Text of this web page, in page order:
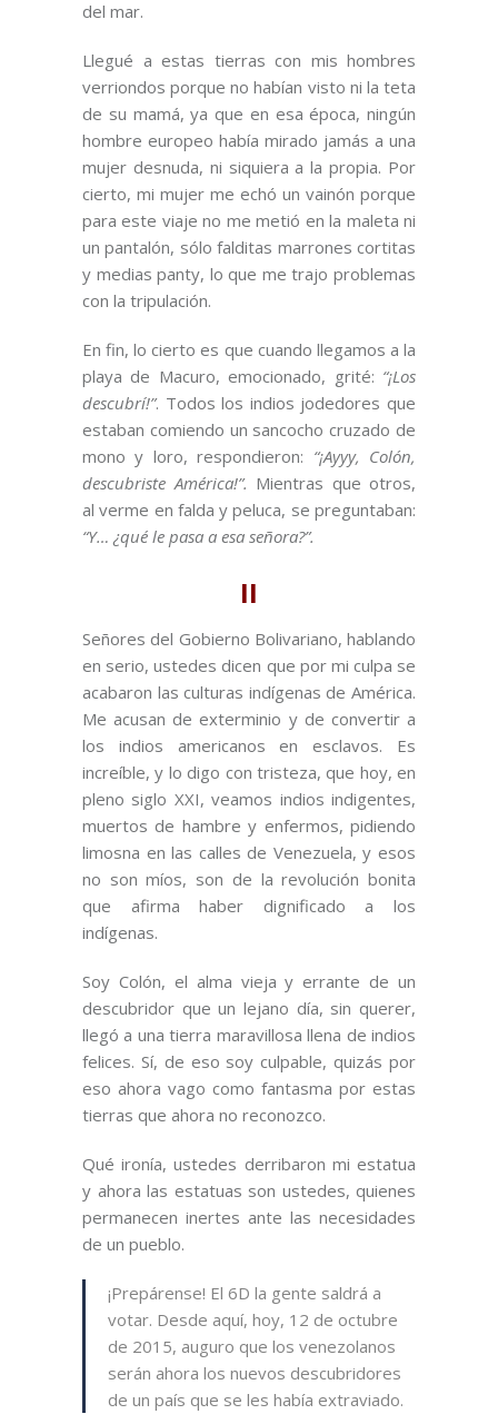
del mar.
Llegué a estas tierras con mis hombres
verriondos porque no habían visto ni la teta
de su mamá, ya que en esa época, ningún
hombre europeo había mirado jamás a una
mujer desnuda, ni siquiera a la propia. Por
cierto, mi mujer me echó un vainón porque
para este viaje no me metió en la maleta ni
un pantalón, sólo falditas marrones cortitas
y medias panty, lo que me trajo problemas
con la tripulación.
En fin, lo cierto es que cuando llegamos a la
playa de Macuro, emocionado, grité: “¡Los
descubrí!”. Todos los indios jodedores que
estaban comiendo un sancocho cruzado de
mono y loro, respondieron: “¡Ayyy, Colón,
descubriste América!”. Mientras que otros,
al verme en falda y peluca, se preguntaban:
“Y… ¿qué le pasa a esa señora?”.
II
Señores del Gobierno Bolivariano, hablando
en serio, ustedes dicen que por mi culpa se
acabaron las culturas indígenas de América.
Me acusan de exterminio y de convertir a
los indios americanos en esclavos. Es
increíble, y lo digo con tristeza, que hoy, en
pleno siglo XXI, veamos indios indigentes,
muertos de hambre y enfermos, pidiendo
limosna en las calles de Venezuela, y esos
no son míos, son de la revolución bonita
que afirma haber dignificado a los
indígenas.
Soy Colón, el alma vieja y errante de un
descubridor que un lejano día, sin querer,
llegó a una tierra maravillosa llena de indios
felices. Sí, de eso soy culpable, quizás por
eso ahora vago como fantasma por estas
tierras que ahora no reconozco.
Qué ironía, ustedes derribaron mi estatua
y ahora las estatuas son ustedes, quienes
permanecen inertes ante las necesidades
de un pueblo.
¡Prepárense! El 6D la gente saldrá a
votar. Desde aquí, hoy, 12 de octubre
de 2015, auguro que los venezolanos
serán ahora los nuevos descubridores
de un país que se les había extraviado.